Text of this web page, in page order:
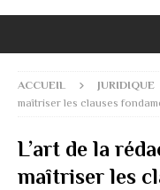
ACCUEIL JURIDIQUE
maîtriser les clauses
L’art de la
maîtriser les